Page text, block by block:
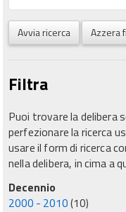
Avvia ricerca Azzera
Filtra
Puoi trovare la delibera
perfezionare la ricerca
usare il form di ricerca
nella delibera, in cima a
Decennio
2000 - 2010(10)